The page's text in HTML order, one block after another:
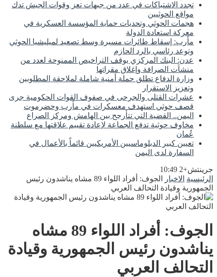
تجدد الاشتباكات في عدد من جبهات تعز وقوات الجيش تدك
مواقع الحوثيين
هجمات الحوثي وتحديات حماية المؤسسة العسكرية في
معركة استعادة الدولة
مأرب: إسقاط طائرات مسيرة وسط تصعيد لميليشيا الحوثي
وتوعد رئاسي بالرد الحازم
عدن: البنك المركزي يوقف التراخيص الممنوحة لعدد من
منشآت الصرافة وإغلاق مقراتها
وزارة الدفاع تطلق حملة أمنية شاملة لملاحقة المطلوبين
وتعزيز الاستقرار
عشرات القتلى والجرحى في صفوف القوات الحكومية جرى
قصف حوثي استهدف معسكرات في مأرب وحضرموت
اليمن.. القضية التي تتأرجح بين الهامش ومركز الصراع
مخاوف حوثية تدفع الجماعة لإعادة تقييم علاقتها مع سلطنة
عُمان
تعيين كبير الدبلوماسيين الأمريكيين قائماً بالأعمال في
السفارة لدى اليمن
جرينتش+2 10:49
الرئيسية الاخبار
الجوف: أفراد اللواء 89 مشاه يناشدون رئيس
الجمهورية وقيادة التحالف العربي
الجوف: أفراد اللواء 89 مشاه
يناشدون رئيس الجمهورية وقيادة
التحالف العربي